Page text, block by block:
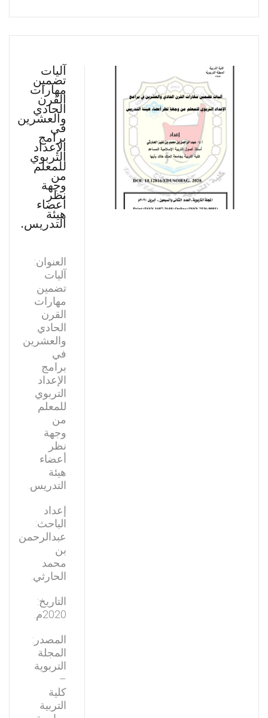
آليات
تضمين
مهارات
القرن
الحادي
والعشرين
في
برامج
الإعداد
التربوي
للمعلم
من
وجهة
نظر
أعضاء
هيئة
التدريس.
العنوان:
آليات
تضمين
مهارات
القرن
الحادي
والعشرين
في
برامج
الإعداد
التربوي
للمعلم
من
وجهة
نظر
أعضاء
هيئة
التدريس.
إعداد
الباحث:
عبدالرحمن
بن
محمد
الحارثي.
التاريخ:
2020م.
المصدر:
المجلة
التربوية
–
كلية
التربية